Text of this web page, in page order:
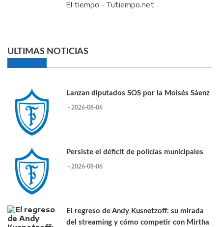
El tiempo - Tutiempo.net
ULTIMAS NOTICIAS
Lanzan diputados SOS por la Moisés Sáenz
- 2026-08-06
Persiste el déficit de policías municipales
- 2026-08-06
El regreso de Andy Kusnetzoff: su mirada
del streaming y cómo competir con Mirtha